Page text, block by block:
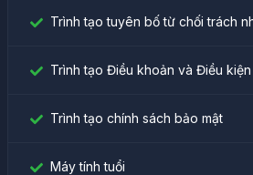
Trình tạo tuyên bố từ chối trách
Trình tạo Điều khoản và Điều kiện
Trình tạo chính sách bảo mật
Máy tính tuổi